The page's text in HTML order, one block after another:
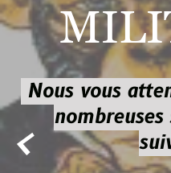

Nous vous
nombreuses